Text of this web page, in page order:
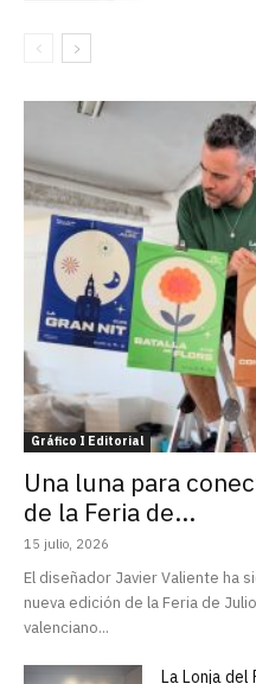
Gráfico I Editorial
Una luna para
de la Feria de...
15 julio, 2026
El diseñador Javier Valiente ha
nueva edición de la Feria de
valenciano...
La Lonja del